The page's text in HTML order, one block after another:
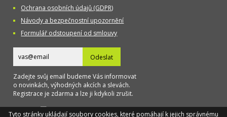
Ochrana osobních údajů (GDPR)
Návody a bezpečnostní upozornění
Formulář odstoupení od smlouvy
Odeslat
Zadejte svůj email budeme Vás informovat
o novinkách, výhodných akcích a slevách.
Registrace je zdarma a lze ji kdykoli zrušit.
Designed
Tyto stránky ukládají soubory cookies, které pomáhají k jejich správnému